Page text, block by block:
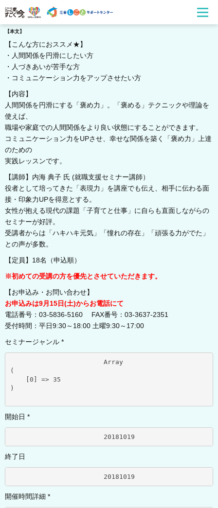
【本文】
【こんな方におススメ★】
・人間関係を円滑にしたい方
・人づきあいが苦手な方
・コミュニケーション力をアップさせたい方
【内容】
人間関係を円滑にする「褒め力」。「褒める」テクニックや理論を
使えば、
職場や家庭での人間関係をより良い状態にすることができます。
コミュニケーション力をUPさせ、幸せな関係を築く「褒め力」上達
のための
実践レッスンです。
【講師】内海 典子 氏 (就職支援セミナー講師）
役者として培ってきた「表現力」を講座でも伝え、相手に伝わる面
接・印象力UPを得意とする。
女性が抱える現代の課題「子育てと仕事」に自らも直面しながらの
セミナーが好評。
受講者からは「ハキハキ元気」「憧れの存在」「頑張る力がでた」
との声が多数。
【定員】18名（申込順）
※初めての受講の方を優先とさせていただきます。
【お申込み・お問い合わせ】
お申込みは9月15日(土)からお電話にて
電話番号：03-5836-5160 FAX番号：03-3637-2351
受付時間：平日9:30～18:00 土曜9:30～17:00
セミナージャンル *
(
    [0] => 35
)
開始日 *
終了日
開催時間詳細 *